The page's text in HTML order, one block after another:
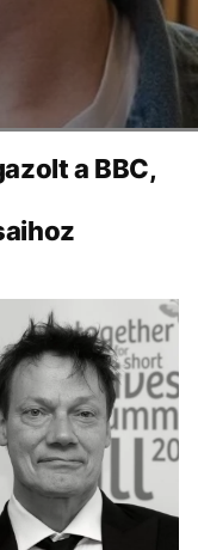
a BBC,